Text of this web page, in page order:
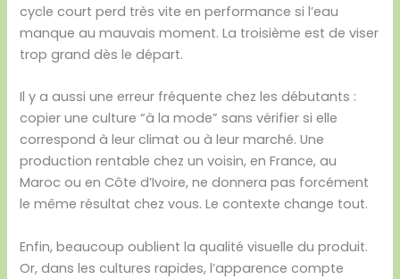
cycle court perd très vite en performance si l’eau
manque au mauvais moment. La troisième est de viser
trop grand dès le départ.
Il y a aussi une erreur fréquente chez les débutants :
copier une culture “à la mode” sans vérifier si elle
correspond à leur climat ou à leur marché. Une
production rentable chez un voisin, en France, au
Maroc ou en Côte d’Ivoire, ne donnera pas forcément
le même résultat chez vous. Le contexte change tout.
Enfin, beaucoup oublient la qualité visuelle du produit.
Or, dans les cultures rapides, l’apparence compte